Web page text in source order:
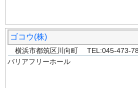
ゴコウ(株)
横浜市都筑区川向町 TEL:045-473-
バリアフリーホール